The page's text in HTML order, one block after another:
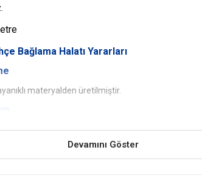
Bağlama Halatı Yararları
materyalden üretilmiştir.
sayesinde köpekler tarafından kolayca kabul
Devamını Göster